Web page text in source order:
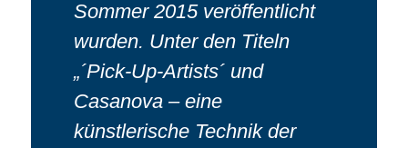
Sommer 2015 veröffentlicht
wurden. Unter den Titeln
„´Pick-Up-Artists´ und
Casanova – eine
künstlerische Technik der